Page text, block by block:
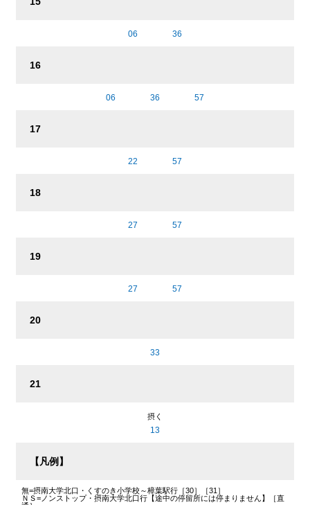
06 36
16
06 36 57
17
22 57
18
27 57
19
27 57
20
33
21
摂く
13
【凡例】
無=摂南大学北口・くすのき小学校～樟葉駅行［30］［31］
ＮＳ=ノンストップ・摂南大学北口行【途中の停留所には停まりません】［直